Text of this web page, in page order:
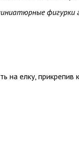
фигурки
на елку, прикрепив